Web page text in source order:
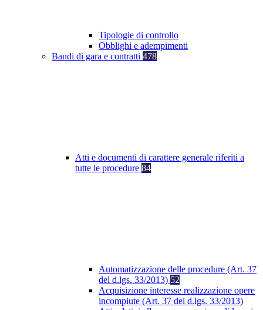
Tipologie di controllo
Obblighi e adempimenti
Bandi di gara e contratti 478
Atti e documenti di carattere generale riferiti a
tutte le procedure 84
Automatizzazione delle procedure (Art. 37
del d.lgs. 33/2013) 52
Acquisizione interesse realizzazione opere
incompiute (Art. 37 del d.lgs. 33/2013)